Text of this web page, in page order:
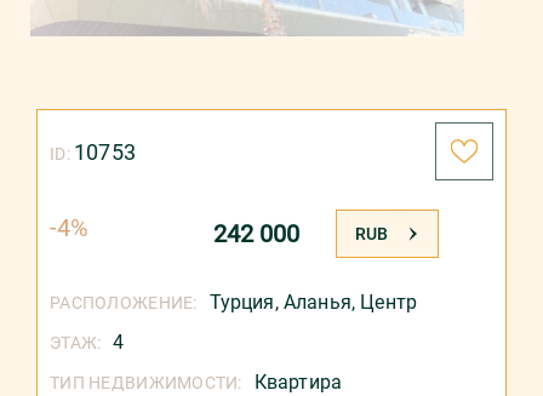
-4% 242 000 RUB
ID: 10753
РАСПОЛОЖЕНИЕ: Турция, Аланья, Центр
ЭТАЖ: 4
ТИП НЕДВИЖИМОСТИ: Квартира